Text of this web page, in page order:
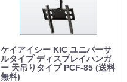
ケイアイシー KIC ユニバーサ
ルタイプ ディスプレイハンガ
ー 天吊りタイプ PCF-85 (送料
無料)